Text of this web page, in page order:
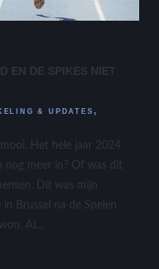
EN DE SPIKES NIET
& UPDATES,
Het hele jaar 2024
nog meer in? Of was dit
Dit was mijn
Brussel na de Spelen
Al...